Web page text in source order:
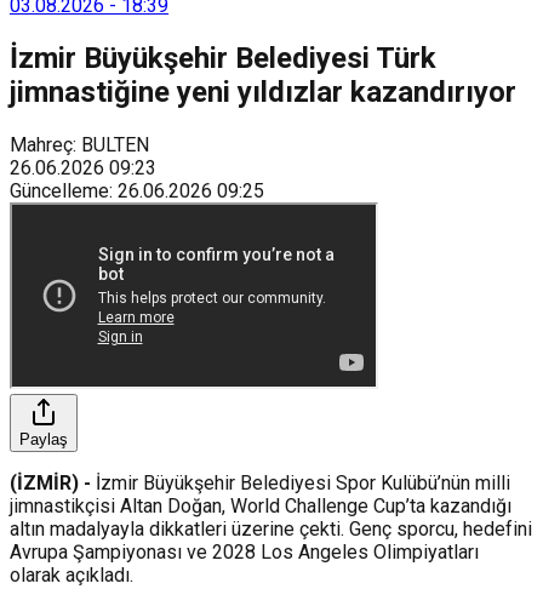
sürdürülebilir atık yönetimi sistemine dahil etti.
03.08.2026 - 18:39
İzmir Büyükşehir Belediyesi Türk
jimnastiğine yeni yıldızlar kazandırıyor
Mahreç: BULTEN
26.06.2026 09:23
Güncelleme: 26.06.2026 09:25
Paylaş
(İZMİR) - İzmir Büyükşehir Belediyesi Spor Kulübü’nün milli
jimnastikçisi Altan Doğan, World Challenge Cup’ta kazandığı
altın madalyayla dikkatleri üzerine çekti. Genç sporcu, hedefini
Avrupa Şampiyonası ve 2028 Los Angeles Olimpiyatları
olarak açıkladı.